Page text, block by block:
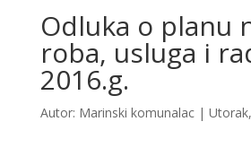
Odluka o planu
roba, usluga i
2016.g.
Autor: Marinski komunalac|